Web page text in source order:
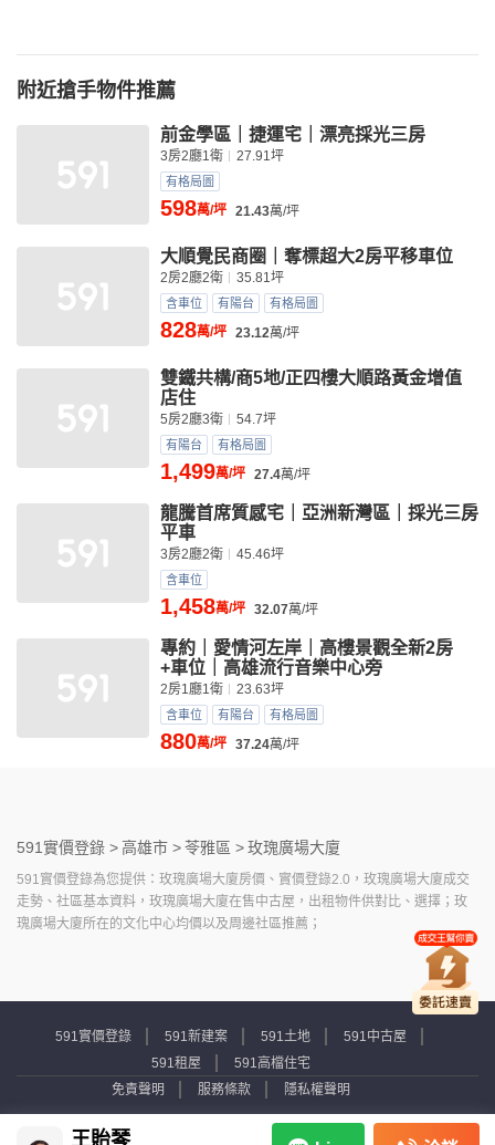
附近搶手物件推薦
前金學區｜捷運宅｜漂亮採光三房
3房2廳1衛 27.91坪
有格局圖
598萬/坪 21.43萬/坪
大順覺民商圈｜奪標超大2房平移車位
2房2廳2衛 35.81坪
含車位 有陽台 有格局圖
828萬/坪 23.12萬/坪
雙鐵共構/商5地/正四樓大順路黃金增值
店住
5房2廳3衛 54.7坪
有陽台 有格局圖
1,499萬/坪 27.4萬/坪
龍騰首席質感宅｜亞洲新灣區｜採光三房
平車
3房2廳2衛 45.46坪
含車位
1,458萬/坪 32.07萬/坪
專約｜愛情河左岸｜高樓景觀全新2房
+車位｜高雄流行音樂中心旁
2房1廳1衛 23.63坪
含車位 有陽台 有格局圖
880萬/坪 37.24萬/坪
591實價登錄 >高雄市 >苓雅區 >玫瑰廣場大廈
591實價登錄為您提供：玫瑰廣場大廈房價、實價登錄2.0，玫瑰廣場大廈成交
走勢、社區基本資料，玫瑰廣場大廈在售中古屋，出租物件供對比、選擇；玫
瑰廣場大廈所在的文化中心均價以及周邊社區推薦；
591實價登錄 591新建案 591土地
591中古屋
591租屋
591高檔住宅
免責聲明
服務條款 隱私權聲明
Copyright © 2007-2026 by Addcn Technology Co., Ltd. All Rights reserved.
王貽琴